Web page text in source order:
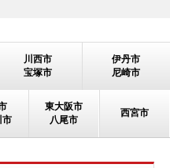
川西市
宝塚市
伊丹市
尼崎市
市
東大阪市
八尾市
西宮市